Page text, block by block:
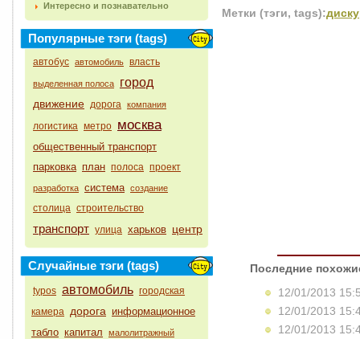
Интересно и познавательно
Популярные тэги (tags)
автобус автомобиль власть
выделенная полоса город
движение дорога компания
логистика метро москва
общественный транспорт
парковка план полоса проект
разработка система создание
столица строительство
транспорт улица харьков центр
Случайные тэги (tags)
typos автомобиль городская
камера дорога информационное
табло капитал малолитражный
Метки (тэги, tags):
Последние
12/01/2013
12/01/2013
12/01/2013